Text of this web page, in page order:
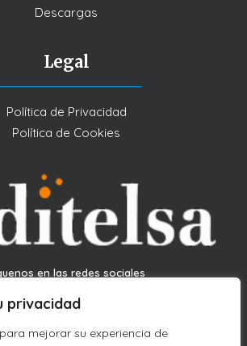
privacidad
mejorar su experiencia de
Descargas
Legal
Política de Privacidad
Política de Cookies
en las redes sociales